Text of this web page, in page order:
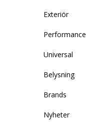
Exteriör
Performance
Universal
Belysning
Brands
Nyheter